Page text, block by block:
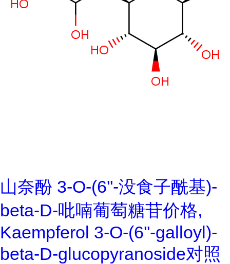
山奈酚 3-O-(6''-没食子酰基)-
beta-D-吡喃葡萄糖苷价格,
Kaempferol 3-O-(6''-galloyl)-
beta-D-glucopyranoside对照